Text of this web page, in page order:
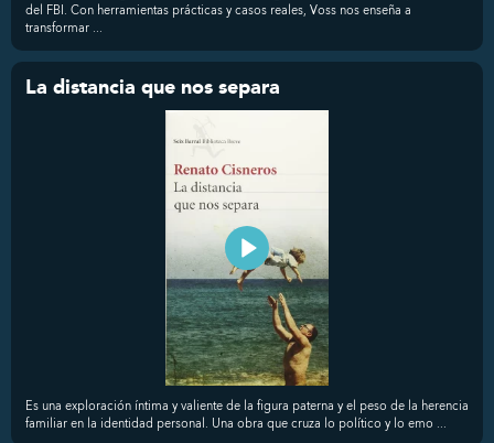
del FBI. Con herramientas prácticas y casos reales, Voss nos enseña a
transformar ...
La distancia que nos separa
Es una exploración íntima y valiente de la figura paterna y el peso de la herencia
familiar en la identidad personal. Una obra que cruza lo político y lo emo ...